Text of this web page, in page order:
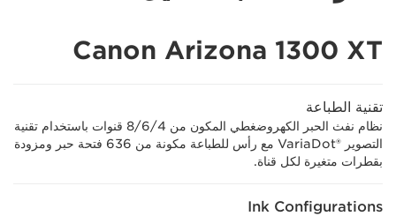
Canon Arizona 1300 XT
تقنية الطباعة
نظام نفث الحبر الكهروضغطي المكون من 4/‏6/‏8 قنوات باستخدام تقنية
التصوير VariaDot®‎ مع رأس للطباعة مكونة من 636 فتحة حبر ومزودة
بقطرات متغيرة لكل قناة.
Ink Configurations